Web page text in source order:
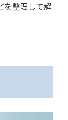
を整理して解